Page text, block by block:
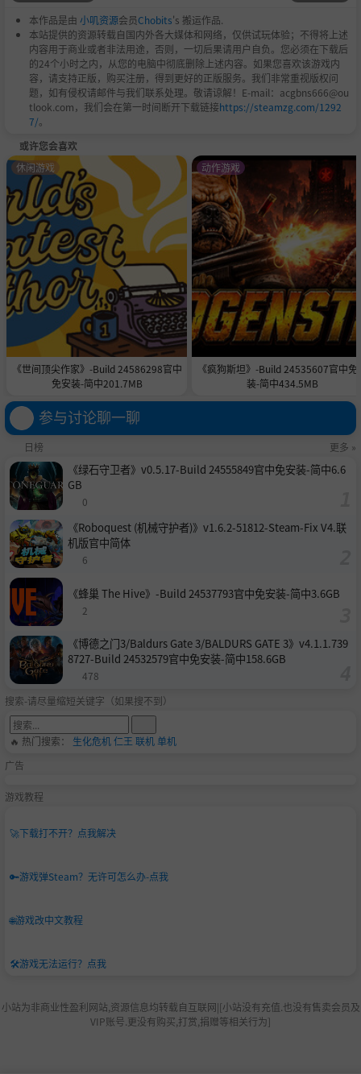
本作品是由 小叽资源会员Chobits's 搬运作品.
本站提供的资源转载自国内外各大媒体和网络，仅供试玩体验；不得将上述
内容用于商业或者非法用途，否则，一切后果请用户自负。您必须在下载后
的24个小时之内，从您的电脑中彻底删除上述内容。如果您喜欢该游戏内
容，请支持正版，购买注册，得到更好的正版服务。我们非常重视版权问
题，如有侵权请邮件与我们联系处理。敬请谅解！E-mail：acgbns666@ou
tlook.com，我们会在第一时间断开下载链接https://steamzg.com/1292
7/。
或许您会喜欢
《世间顶尖作家》-Build 24586298官中
免安装-简中201.7MB
休闲游戏
《疯狗斯坦》-Build 24535607官中免
装-简中434.5MB
动作游戏
参与讨论聊一聊
日榜 更多 »
《绿石守卫者》v0.5.17-Build 24555849官中免安装-简中6.6
GB
0
《Roboquest (机械守护者)》v1.6.2-51812-Steam-Fix V4.联
机版官中简体
6
《蜂巢 The Hive》-Build 24537793官中免安装-简中3.6GB
2
《博德之门3/Baldurs Gate 3/BALDURS GATE 3》v4.1.1.739
8727-Build 24532579官中免安装-简中158.6GB
478
搜索-请尽量缩短关键字（如果搜不到）
🔥 热门搜索： 生化危机仁王 联机单机
广告
游戏教程
🚀下载打不开？点我解决
🔑游戏弹Steam？无许可怎么办-点我
🌐游戏改中文教程
🛠️游戏无法运行？点我
小站为非商业性盈利网站,资源信息均转载自互联网|[小站没有充值.也没有售卖会员及
VIP账号.更没有购买,打赏,捐赠等相关行为]